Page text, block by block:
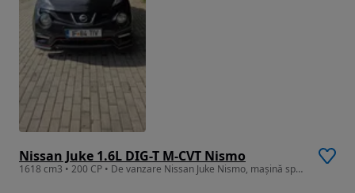
Nissan Juke 1.6L DIG-T M-CVT Nismo
1618 cm3 • 200 CP • De vanzare Nissan Juke Nismo, mașină sport compactă, întreținută impec